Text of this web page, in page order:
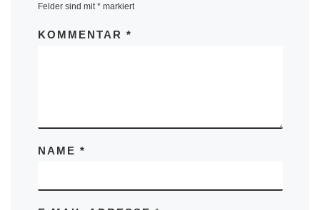
Felder sind mit *markiert
KOMMENTAR *
NAME *